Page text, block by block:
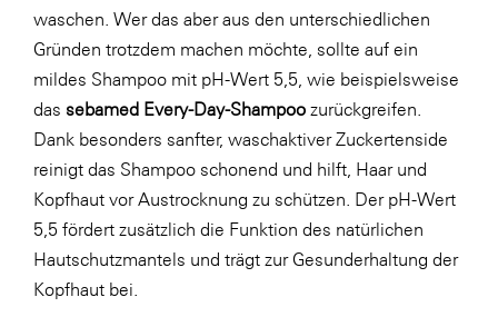
waschen. Wer das aber aus den unterschiedlichen
Gründen trotzdem machen möchte, sollte auf ein
mildes Shampoo mit pH-Wert 5,5, wie beispielsweise
das sebamed Every-Day-Shampoo zurückgreifen.
Dank besonders sanfter, waschaktiver Zuckertenside
reinigt das Shampoo schonend und hilft, Haar und
Kopfhaut vor Austrocknung zu schützen. Der pH-Wert
5,5 fördert zusätzlich die Funktion des natürlichen
Hautschutzmantels und trägt zur Gesunderhaltung der
Kopfhaut bei.